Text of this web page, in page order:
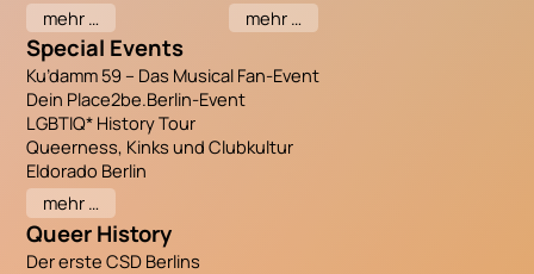
mehr …
mehr …
Special Events
Ku’damm 59 – Das Musical Fan-Event
Dein Place2be.Berlin-Event
LGBTIQ* History Tour
Queerness, Kinks und Clubkultur
Eldorado Berlin
mehr …
Queer History
Der erste CSD Berlins